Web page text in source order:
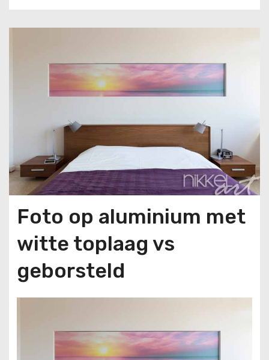
Foto op aluminium met
witte toplaag vs
geborsteld